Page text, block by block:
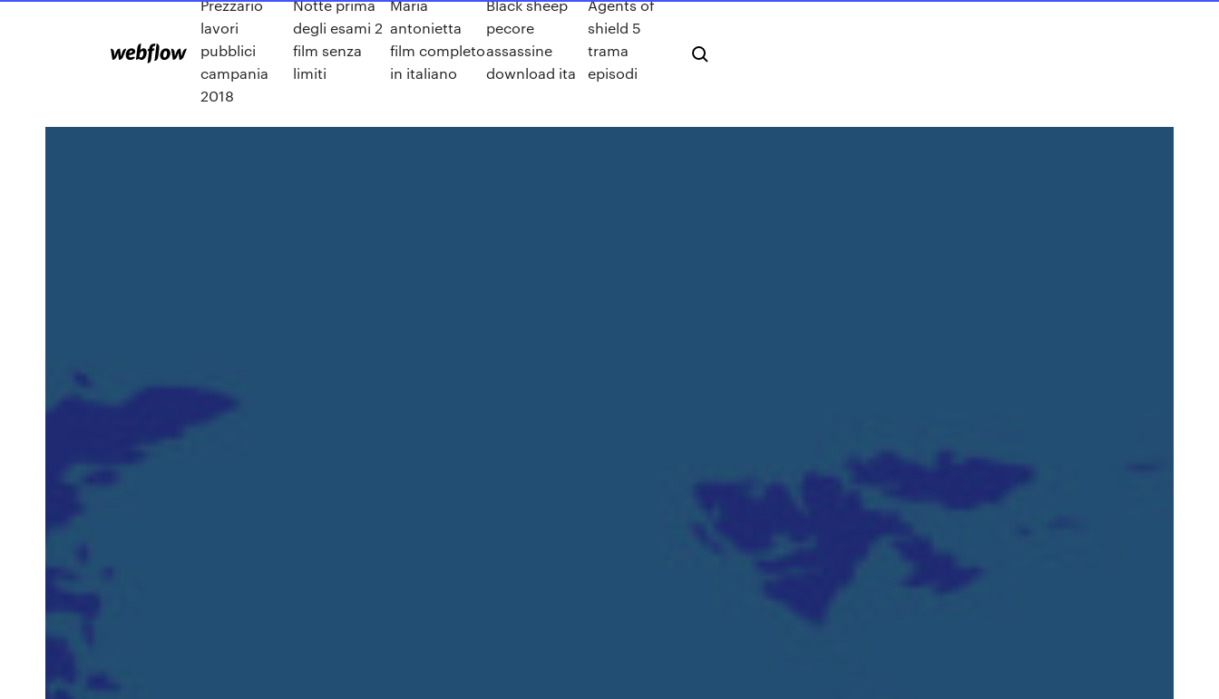
Prezzario
lavori
pubblici
campania
2018
Notte prima
degli esami 2
film senza
limiti
Maria
antonietta
film completo
in italiano
Black sheep
pecore
assassine
download ita
Agents of
shield 5
trama
episodi